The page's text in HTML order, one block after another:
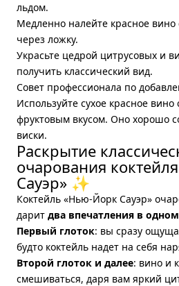
льдом.
Медленно налейте красное вино
через ложку.
Украсьте цедрой цитрусовых и
получить классический вид.
Совет профессионала по
Используйте сухое красное
фруктовым вкусом. Оно хорошо
виски.
Раскрытие
очарования
Сауэр» ✨
Коктейль «Нью-Йорк Сауэр»
дарит два впечатления в
Первый глоток: вы сразу
будто коктейль надет на себя
Второй глоток и далее: вино и
смешиваться, даря вам яркий